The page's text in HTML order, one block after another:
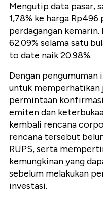
Mengutip data pasar,
1,78% ke harga Rp496
perdagangan kemarin.
62.09% selama satu
to date naik 20.98%.
Dengan
untuk memperhatikan
permintaan
emiten dan
kembali rencana
rencana tersebut
RUPS, serta
kemungkinan yang
sebelum melakukan
investasi.